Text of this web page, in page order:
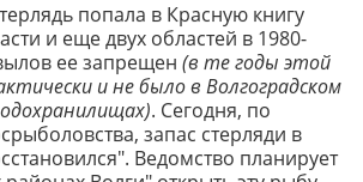
попала в Красную книгу
и еще двух областей в 1980-
ее запрещен (в те годы этой
и не было в Волгоградском
. Сегодня, по
запас стерляди в
Ведомство планирует